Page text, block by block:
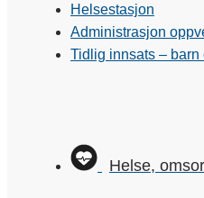
Helsestasjon
Administrasjon
Tidlig innsats – barn
Helse,